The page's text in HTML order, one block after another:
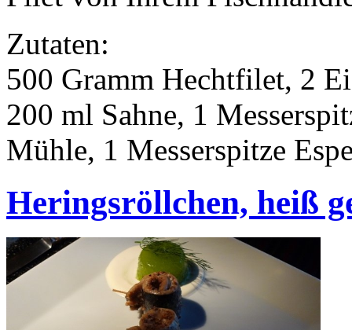
Zutaten:
500 Gramm Hechtfilet, 2
200 ml Sahne, 1
Mühle, 1 Messerspitze
Heringsröllchen, heiß